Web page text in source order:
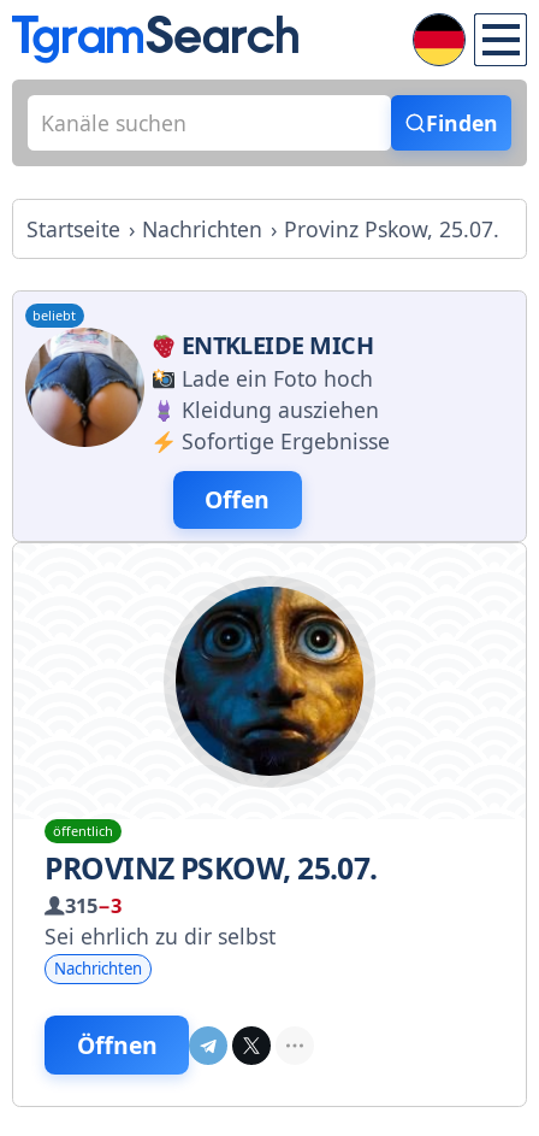
Finden
Startseite Nachrichten Provinz Pskow, 25.07.
beliebt
ENTKLEIDE MICH
Lade ein Foto hoch
Kleidung ausziehen
Sofortige Ergebnisse
Offen
öffentlich
PROVINZ PSKOW, 25.07.
315−3
Sei ehrlich zu dir selbst
Nachrichten
Öffnen